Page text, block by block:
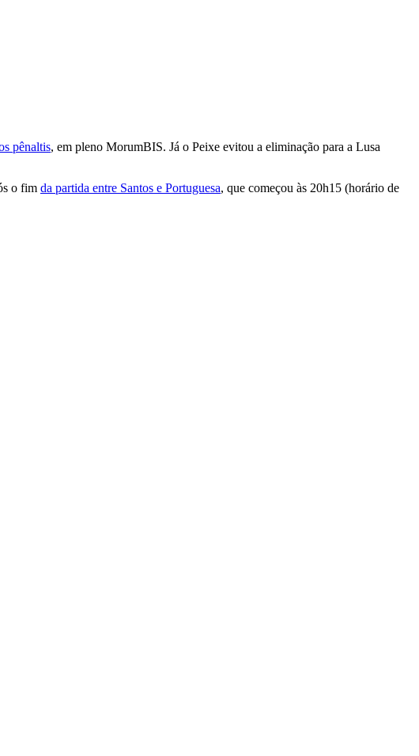
pênaltis, em pleno MorumBIS. Já o Peixe evitou a eliminação para a Lusa
o fim da partida entre Santos e Portuguesa, que começou às 20h15 (horário de